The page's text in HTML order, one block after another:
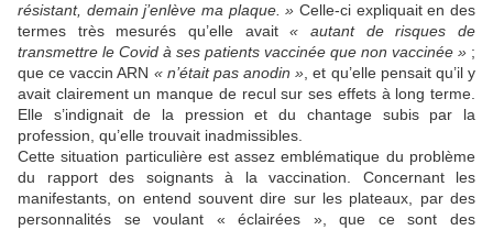
résistant, demain j’enlève ma plaque. » Celle-ci expliquait en des
termes très mesurés qu’elle avait« autant de risques de
transmettre le Covid à ses patients vaccinée que non vaccinée » ;
que ce vaccin ARN « n’était pas anodin » , et qu’elle pensait qu’il y
avait clairement un manque de recul sur ses effets à long terme.
Elle s’indignait de la pression et du chantage subis par la
profession, qu’elle trouvait inadmissibles.
Cette situation particulière est assez emblématique du problème
du rapport des soignants à la vaccination. Concernant les
manifestants, on entend souvent dire sur les plateaux, par des
personnalités se voulant « éclairées », que ce sont des